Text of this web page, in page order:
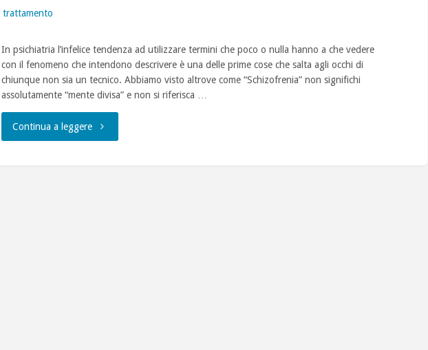
trattamento
In psichiatria l’infelice tendenza ad utilizzare termini che poco o nulla hanno a che vedere
con il fenomeno che intendono descrivere è una delle prime cose che salta agli occhi di
chiunque non sia un tecnico. Abbiamo visto altrove come “Schizofrenia” non significhi
assolutamente “mente divisa” e non si riferisca …
Continua a leggere"Ansia